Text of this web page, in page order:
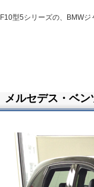
F10型5シリーズの、BMW
メルセデス・ベ